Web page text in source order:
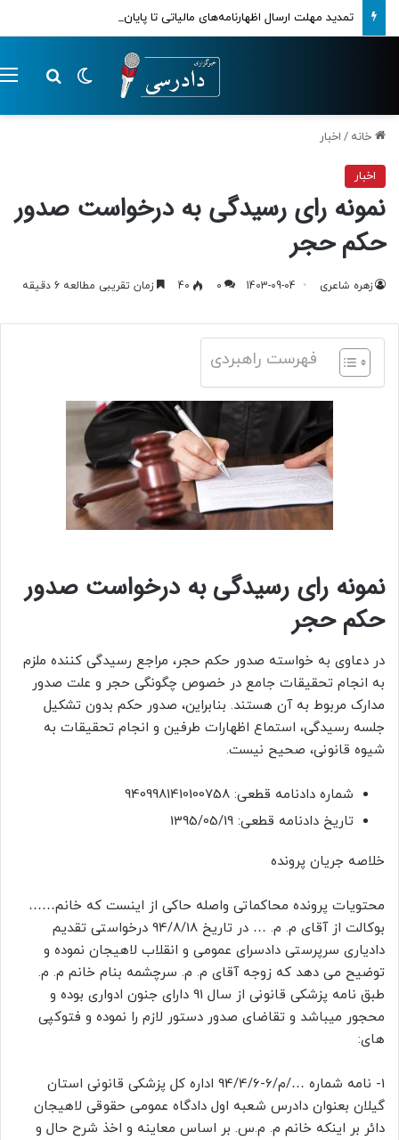
تمدید مهلت ارسال اظهارنامه‌های مالیاتی تا پایان تابستان 1405
تغییر پوسته
خانه / اخبار
اخبار
نمونه رای رسیدگی به درخواست صدور
حکم حجر
زهره شاعری 1403-09-04
0
40 زمان تقریبی مطالعه 6 دقیقه
فهرست راهبردی
نمونه رای رسیدگی به درخواست صدور
حکم حجر
در دعاوی به خواسته صدور حکم حجر، مراجع رسیدگی کننده ملزم
به انجام تحقیقات جامع در خصوص چگونگی حجر و علت صدور
مدارک مربوط به آن هستند. بنابراین، صدور حکم بدون تشکیل
جلسه رسیدگی، استماع اظهارات طرفین و انجام تحقیقات به
شیوه قانونی، صحیح نیست.
شماره دادنامه قطعی: 9409981410100758
تاریخ دادنامه قطعی: 1395/05/19
خلاصه جریان پرونده
محتویات پرونده محاکماتی واصله حاکی از اینست که خانم……
بوکالت از آقای م. م. … در تاریخ 94/8/18 درخواستی تقدیم
دادیاری سرپرستی دادسرای عمومی و انقلاب لاهیجان نموده و
توضیح می دهد که زوجه آقای م. م. سرچشمه بنام خانم م. م.
طبق نامه پزشکی قانونی از سال 91 دارای جنون ادواری بوده و
محجور میباشد و تقاضای صدور دستور لازم را نموده و فتوکپی
های:
1- نامه شماره …/م/6-94/4/6 اداره کل پزشکی قانونی استان
گیلان بعنوان دادرس شعبه اول دادگاه عمومی حقوقی لاهیجان
دائر بر اینکه خانم م. م.س. بر اساس معاینه و اخذ شرح حال و